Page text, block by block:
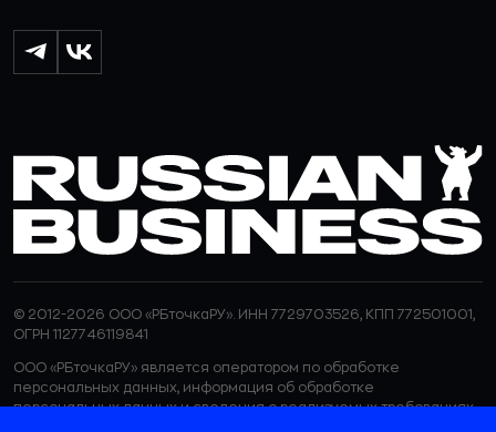
© 2012-2026 ООО «РБточкаРУ». ИНН 7729703526, КПП 772501001,
ОГРН 1127746119841
ООО «РБточкаРУ» является оператором по обработке
персональных данных, информация об обработке
персональных данных и сведения о реализуемых требованиях